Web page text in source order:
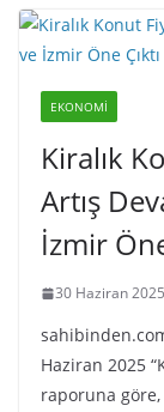
EKONOMI
Kiralık
Artış
İzmir
30 Haziran 2025
Haziran 2025
raporuna